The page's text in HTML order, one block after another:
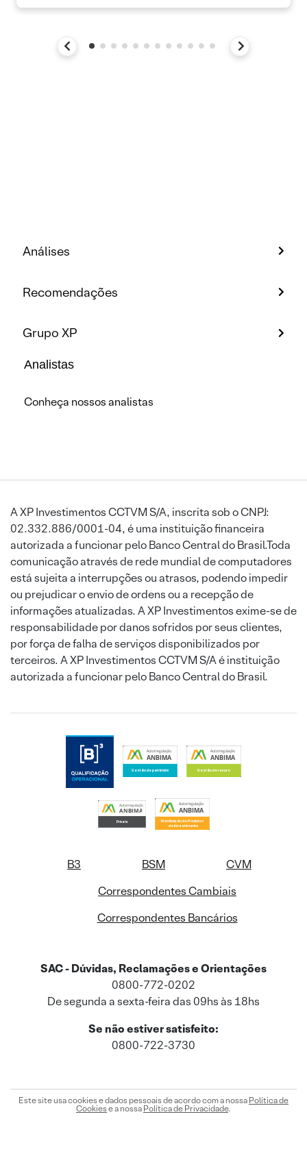
Análises
Recomendações
Grupo XP
Analistas
Conheça nossos analistas
A XP Investimentos CCTVM S/A, inscrita sob o CNPJ:
02.332.886/0001-04, é uma instituição financeira
autorizada a funcionar pelo Banco Central do Brasil.Toda
comunicação através de rede mundial de computadores
está sujeita a interrupções ou atrasos, podendo impedir
ou prejudicar o envio de ordens ou a recepção de
informações atualizadas. A XP Investimentos exime-se de
responsabilidade por danos sofridos por seus clientes,
por força de falha de serviços disponibilizados por
terceiros. A XP Investimentos CCTVM S/A é instituição
autorizada a funcionar pelo Banco Central do Brasil.
B3 BSM
CVM
Correspondentes Cambiais
Correspondentes Bancários
SAC - Dúvidas, Reclamações e Orientações
0800-772-0202
De segunda a sexta-feira das 09hs às 18hs
Se não estiver satisfeito:
0800-722-3730
Este site usa cookies e dados pessoais de acordo com a nossa Política de
Cookiese a nossa Política de Privacidade.